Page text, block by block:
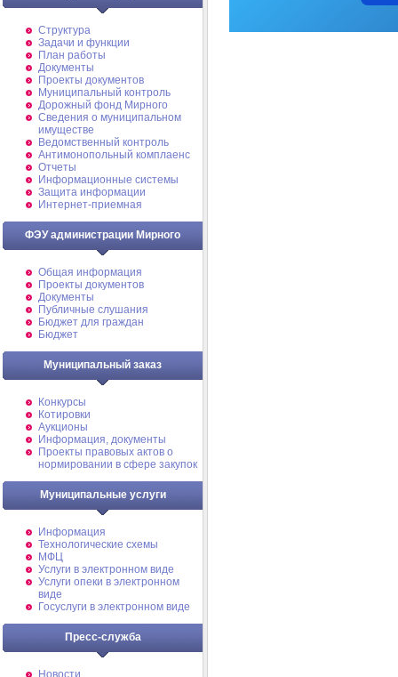
Структура
Задачи и функции
План работы
Документы
Проекты документов
Муниципальный контроль
Дорожный фонд Мирного
Cведения о муниципальном
имуществе
Ведомственный контроль
Антимонопольный комплаенс
Отчеты
Информационные системы
Защита информации
Интернет-приемная
ФЭУ администрации Мирного
Общая информация
Проекты документов
Документы
Публичные слушания
Бюджет для граждан
Бюджет
Муниципальный заказ
Конкурсы
Котировки
Аукционы
Информация, документы
Проекты правовых актов о
нормировании в сфере закупок
Муниципальные услуги
Информация
Технологические схемы
МФЦ
Услуги в электронном виде
Услуги опеки в электронном
виде
Госуслуги в электронном виде
Пресс-служба
Новости